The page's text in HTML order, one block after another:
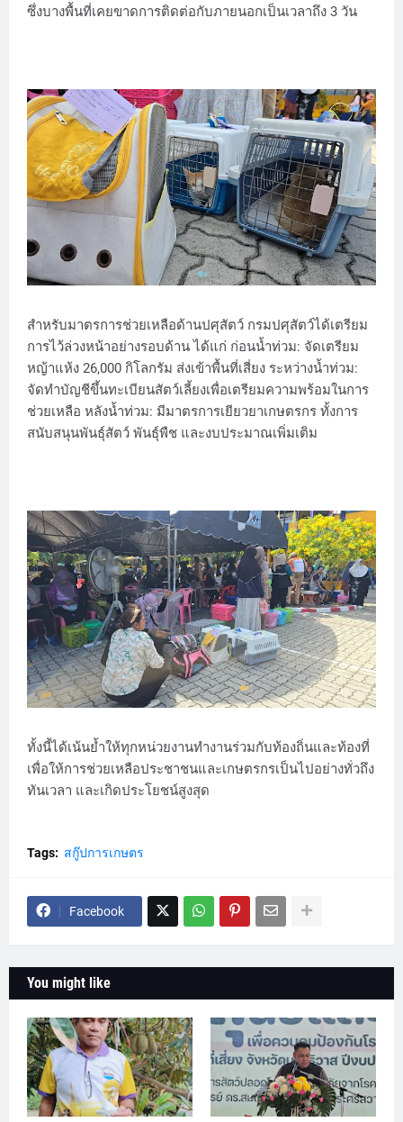
ซึ่งบางพื้นที่เคยขาดการติดต่อกับภายนอกเป็นเวลาถึง 3 วัน
สำหรับมาตรการช่วยเหลือด้านปศุสัตว์ กรมปศุสัตว์ได้เตรียม
การไว้ล่วงหน้าอย่างรอบด้าน ได้แก่ ก่อนน้ำท่วม: จัดเตรียม
หญ้าแห้ง 26,000 กิโลกรัม ส่งเข้าพื้นที่เสี่ยง ระหว่างน้ำท่วม:
จัดทำบัญชีขึ้นทะเบียนสัตว์เลี้ยงเพื่อเตรียมความพร้อมในการ
ช่วยเหลือ หลังน้ำท่วม: มีมาตรการเยียวยาเกษตรกร ทั้งการ
สนับสนุนพันธุ์สัตว์ พันธุ์พืช และงบประมาณเพิ่มเติม
ทั้งนี้ได้เน้นย้ำให้ทุกหน่วยงานทำงานร่วมกับท้องถิ่นและท้องที่
เพื่อให้การช่วยเหลือประชาชนและเกษตรกรเป็นไปอย่างทั่วถึง
ทันเวลา และเกิดประโยชน์สูงสุด
Tags: สกู๊ปการเกษตร
Facebook
You might like